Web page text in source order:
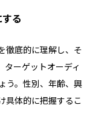
る
徹底的に理解し、そ
ターゲットオーディ
う。性別、年齢、興
具体的に把握するこ